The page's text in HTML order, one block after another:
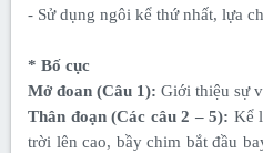
- Sử dụng ngôi kể thứ nhất, lựa
* Bố cục
Mở đoan (Câu 1): Giới thiệu sự
Thân đoạn (Các câu 2 – 5): Kể
trời lên cao, bầy chim bắt đầu